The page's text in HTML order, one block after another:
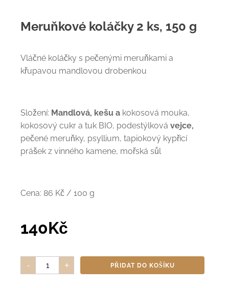
Meruňkové koláčky 2 ks, 150 g
Vláčné koláčky s pečenými meruňkami a
křupavou mandlovou drobenkou
Složení: Mandlová, kešu a kokosová mouka,
kokosový cukr a tuk BIO, podestýlková vejce,
pečené meruňky, psyllium, tapiokový kypřící
prášek z vinného kamene, mořská sůl
Cena: 86 Kč / 100 g
140Kč
-
Meruňkové
koláčky
2
+ PŘIDAT DO KOŠÍKU